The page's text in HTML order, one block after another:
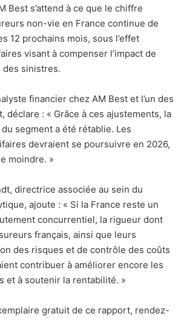
Best s’attend à ce que le chiffre
non-vie en France continue de
12 prochains mois, sous l’effet
visant à compenser l’impact de
des sinistres.
financier chez AM Best et l’un des
déclare : « Grâce à ces ajustements, la
segment a été rétablie. Les
devraient se poursuivre en 2026,
moindre. »
directrice associée au sein du
ajoute : « Si la France reste un
concurrentiel, la rigueur dont
français, ainsi que leurs
des risques et de contrôle des coûts
contribuer à améliorer encore les
et à soutenir la rentabilité. »
gratuit de ce rapport, rendez-